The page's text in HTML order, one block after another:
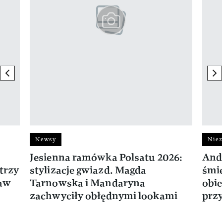
previous element
Newsy
Jesienna ramówka Polsatu 2026:
stylizacje gwiazd. Magda
Tarnowska i Mandaryna
zachwyciły obłędnymi lookami